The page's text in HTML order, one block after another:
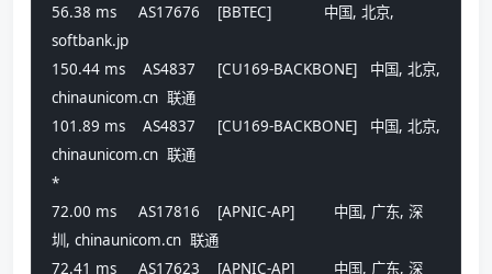
56.38 ms     AS17676    [BBTEC]            中国, 北京,
softbank.jp
150.44 ms    AS4837     [CU169-BACKBONE]   中国, 北京,
chinaunicom.cn  联通
101.89 ms    AS4837     [CU169-BACKBONE]   中国, 北京,
chinaunicom.cn  联通
*
72.00 ms     AS17816    [APNIC-AP]         中国, 广东, 深
圳, chinaunicom.cn  联通
72.41 ms     AS17623    [APNIC-AP]         中国, 广东, 深